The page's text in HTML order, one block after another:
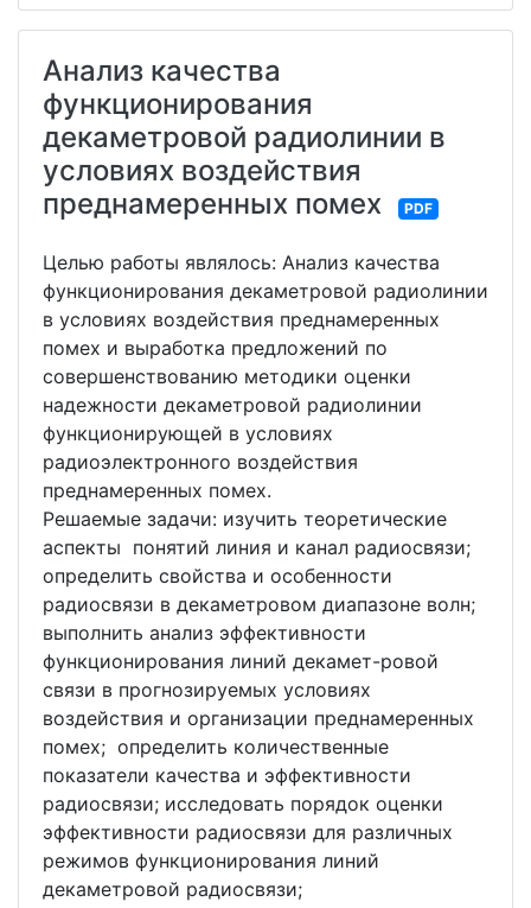
Анализ качества
функционирования
декаметровой радиолинии в
условиях воздействия
преднамеренных помех
PDF
Целью работы являлось: Анализ качества
функционирования декаметровой радиолинии
в условиях воздействия преднамеренных
помех и выработка предложений по
совершенствованию методики оценки
надежности декаметровой радиолинии
функционирующей в условиях
радиоэлектронного воздействия
преднамеренных помех.
Решаемые задачи: изучить теоретические
аспекты понятий линия и канал радиосвязи;
определить свойства и особенности
радиосвязи в декаметровом диапазоне волн;
выполнить анализ эффективности
функционирования линий декамет-ровой
связи в прогнозируемых условиях
воздействия и организации преднамеренных
помех; определить количественные
показатели качества и эффективности
радиосвязи; исследовать порядок оценки
эффективности радиосвязи для различных
режимов функционирования линий
декаметровой радиосвязи;